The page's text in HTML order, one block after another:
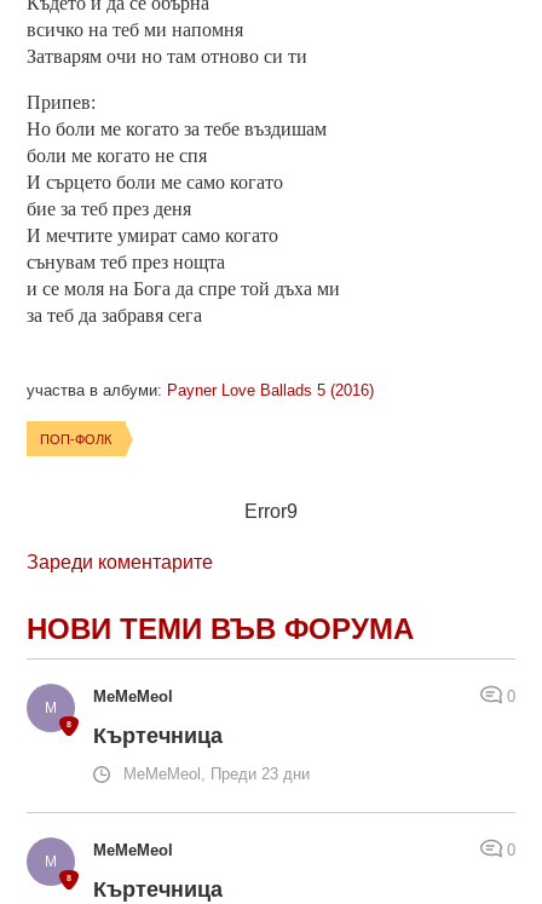
всичко на теб ми напомня
Затварям очи но там отново си ти
Припев:
Но боли ме когато за тебе въздишам
боли ме когато не спя
И сърцето боли ме само когато
бие за теб през деня
И мечтите умират само когато
сънувам теб през нощта
и се моля на Бога да спре той дъха ми
за теб да забравя сега
участва в албуми: Payner Love Ballads 5 (2016)
ПОП-ФОЛК
Error9
Зареди коментарите
НОВИ ТЕМИ ВЪВ ФОРУМА
MeMeMeol 0
Къртечница
MeMeMeol, Преди 23 дни
MeMeMeol 0
Къртечница